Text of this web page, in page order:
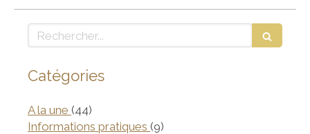
Rechercher
Catégories
A la une (44)
Informations pratiques (9)